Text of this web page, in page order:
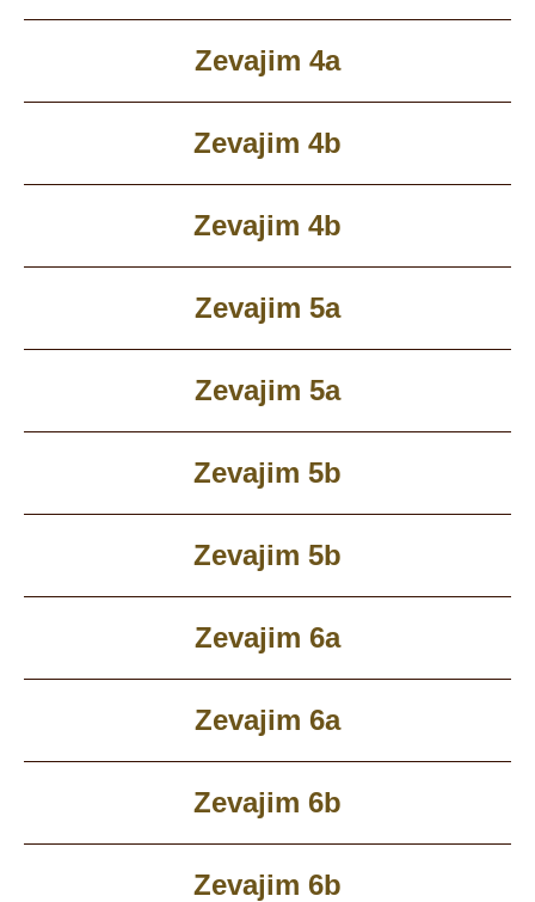
Zevajim 4a
Zevajim 4b
Zevajim 4b
Zevajim 5a
Zevajim 5a
Zevajim 5b
Zevajim 5b
Zevajim 6a
Zevajim 6a
Zevajim 6b
Zevajim 6b